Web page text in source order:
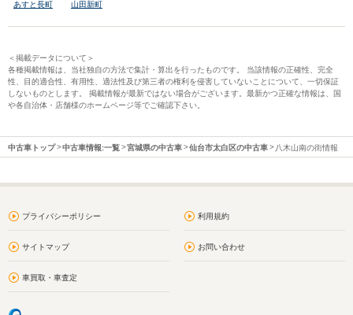
あすと長町 山田新町
＜掲載データについて＞
各種掲載情報は、当社独自の方法で集計・算出を行ったものです。 当該情報の正確性、完全
性、目的適合性、有用性、適法性及び第三者の権利を侵害していないことについて、一切保証
しないものとします。 掲載情報が最新ではない場合がございます。最新かつ正確な情報は、国
や各自治体・店舗様のホームページ等でご確認下さい。
中古車トップ 中古車情報:一覧 宮城県の中古車 仙台市太白区の中古車 八木山南の街情報
プライバシーポリシー 利用規約
サイトマップ お問い合わせ
車買取・車査定